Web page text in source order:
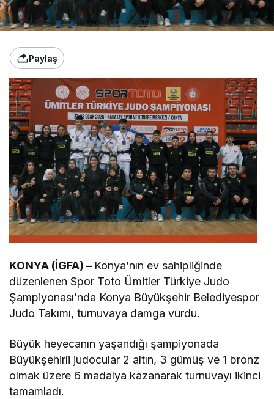
Paylaş
KONYA (İGFA) – Konya’nın ev sahipliğinde
düzenlenen Spor Toto Ümitler Türkiye Judo
Şampiyonası’nda Konya Büyükşehir Belediyespor
Judo Takımı, turnuvaya damga vurdu.
Büyük heyecanın yaşandığı şampiyonada
Büyükşehirli judocular 2 altın, 3 gümüş ve 1 bronz
olmak üzere 6 madalya kazanarak turnuvayı ikinci
tamamladı.